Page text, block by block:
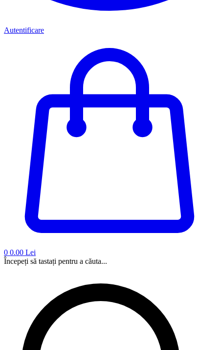
Autentificare
0 0.00 Lei
Începeți să tastați pentru a căuta...